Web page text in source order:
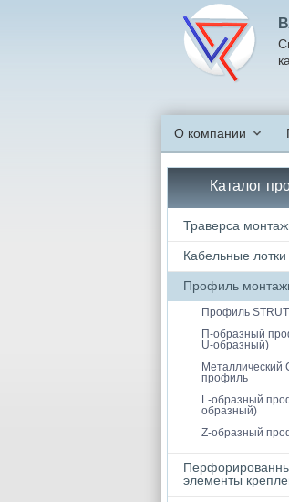
О компании
Каталог
Траверса
Кабельные лотки
Профиль
Профиль STRUT
П-образный
U-образный)
Металлический
профиль
L-образный
образный)
Z-образный
элементы